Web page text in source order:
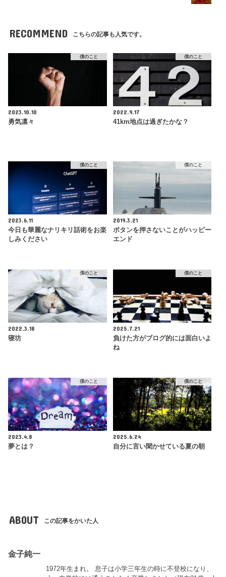
RECOMMEND こちらの記事も人気です。
僕のこと
2023.10.10
勇気凛々
僕のこと
2022.9.17
41km地点は過ぎたかな？
僕のこと
2023.6.11
今日も華麗なナリキリ話術をお楽
しみください
僕のこと
2019.3.21
ボタンを押さないことがハッピー
エンド
僕のこと
2022.3.18
寝坊
僕のこと
2025.7.21
負けた方がブログ的には面白いよ
ね
僕のこと
2023.4.8
夢とは？
僕のこと
2025.6.24
自分に言い聞かせている夏の朝
ABOUT この記事をかいた人
金子純一
1972年生まれ。 息子は小学三年生の時に不登校になり、